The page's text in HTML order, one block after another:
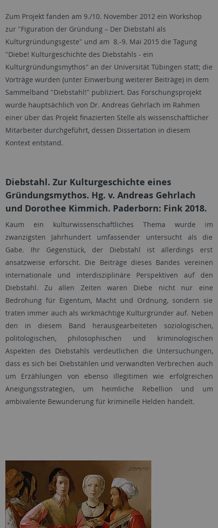
Zum Projekt fanden am 9./10. November 2012 ein Workshop
zur "Figuration der Gründung – Der Diebstahl als
Kulturgründungsgeste" und am 8.-9. Mai 2015 die Tagung
"Diebe! Kulturgeschichte des Diebstahls - ein
Kulturgründungsmythos" an der Universität Tübingen statt; die
Vorträge wurden (unter Einwerbung weiterer Beiträge) in dem
Sammelband "Diebstahl!" publiziert. Das Forschungsprojekt
wurde hauptsächlich von Dr. Andreas Gehrlach im Rahmen
einer über das Projekt finazierten Stelle als wissenschaftlicher
Mitarbeiter durchgeführt, dessen Dissertation in diesem
Kontext entstand.
Diebstahl. Zur Kulturgeschichte eines
Gründungsmythos. Hg. v. Andreas Gehrlach
und Dorothee Kimmich. Paderborn: Fink 2018.
Kaum ein kulturwissenschaftliches Thema wurde im
zwanzigsten Jahrhundert umfassender untersucht als die
Gabe. Ihr Gegenstück, der Diebstahl ist allerdings erst
ansatzweise erforscht. Die Beiträge dieses Bandes vereinen
internationale und interdisziplinäre Perspektiven auf den
Diebstahl. Zu allen Zeiten waren Diebe nicht nur eine
Bedrohung für Eigentum, Macht und Ordnung, sondern sie
traten immer auch als wirkmächtige Kulturgründer auf. Neben
den in diesem Band herausgearbeiteten soziologischen,
politologischen, philosophischen und kriminologischen
Aspekten des Diebstahls verdeutlichen die Untersuchungen,
dass es sich bei Diebstählen und verwandten Verbrechen auch
um Erzählungen von ebenso illegitimen wie erfolgreichen
Aneigungsstrategien, um heimliche Rebellion und um
ambivalente Bewunderung für kriminelle Helden handelt.